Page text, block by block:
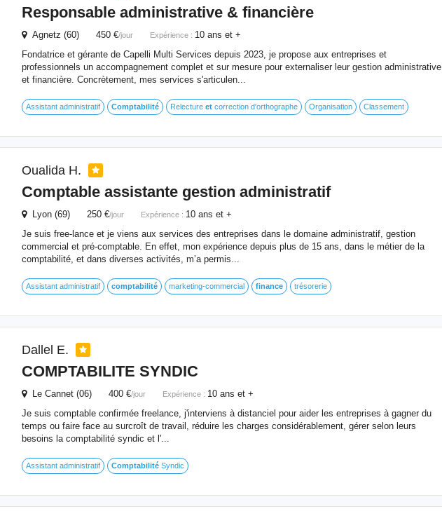
Responsable administrative & financière
Agnetz (60) 450 €/jour Expérience : 10 ans et +
Fondatrice et gérante de Capelli Multi Services depuis 2023, je propose aux entreprises et
professionnels un accompagnement complet et sur mesure pour externaliser leur gestion administrative
et financière. Concrètement, mes services s'articulen...
Assistant administratif Comptabilité Relecture etcorrection d'orthographe Organisation Classement
Oualida H.
Comptable assistante gestion administratif
Lyon (69) 250 €/jour Expérience : 10 ans et +
Je suis free-lance et je viens aux services des entreprises dans le domaine administratif, gestion
commercial et pré-comptable. En effet, mon expérience depuis plus de 15 ans, dans le métier de la
comptabilité, et dans diverses activités, m’a permis...
Assistant administratif comptabilité marketing-commercial finance trésorerie
Dallel E.
COMPTABILITE SYNDIC
Le Cannet (06) 400 €/jour Expérience : 10 ans et +
Je suis comptable confirmée freelance, j'interviens à distanciel pour aider les entreprises à gagner du
temps ou faire face au surcroît de travail, réduire les charges considérablement, gérer selon leurs
besoins la comptabilité syndic et l'...
Assistant administratif ComptabilitéSyndic